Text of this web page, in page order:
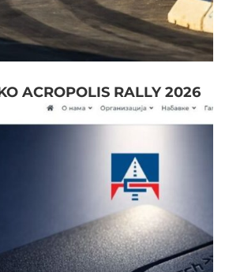
ACROPOLIS RALLY 2026